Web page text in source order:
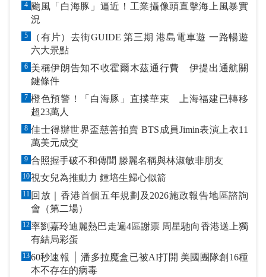
4 颱風「白海豚」逼近！工業攝像頭直擊海上風暴實
況
5
（有片）去街GUIDE 第三期 港島電車遊 一路暢遊
六大景點
6 美稱伊朗告知不收霍爾木茲通行費 伊提出通航關
鍵條件
7 橙色預警！「白海豚」直撲華東 上海福建已轉移
超23萬人
8 佳士得辦世界盃慈善拍賣 BTS成員Jimin表演上衣11
萬美元成交
9 合照握手破不和傳聞 滕麗名稱與林淑敏非朋友
10 視女兒為推動力 鍾培生歸心似箭
11 回放｜香港首個五年規劃及2026施政報告地區諮詢
會（第二場）
12率劉嘉玲迪麗熱巴走遍4區謝票 周星馳向香港送上獨
有結局彩蛋
1360秒速報 │ 潘多拉魔盒已被AI打開 美國團隊創16種
本不存在的病毒